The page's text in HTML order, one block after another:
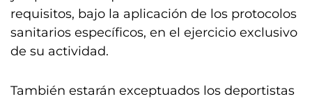
requisitos, bajo la aplicación de los protocolos
sanitarios específicos, en el ejercicio exclusivo
de su actividad.
También estarán exceptuados los deportistas